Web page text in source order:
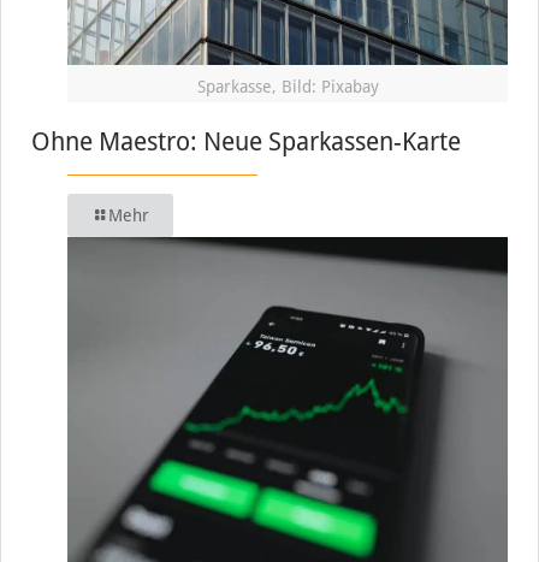
Sparkasse, Bild: Pixabay
Ohne Maestro: Neue Sparkassen-Karte
Mehr